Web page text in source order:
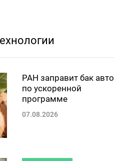
РАН заправит бак авто
по ускоренной
программе
07.08.2026